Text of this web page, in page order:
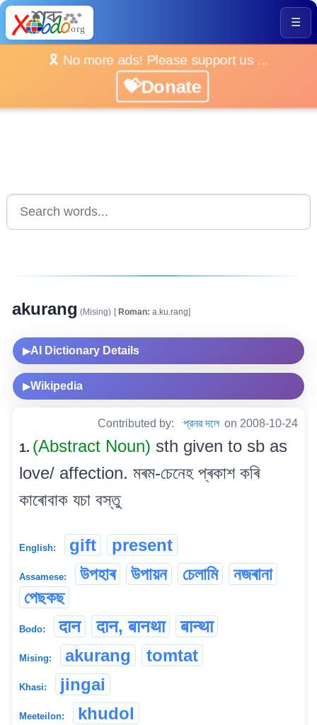
☰
🎗️ No more ads! Please support us ...
💝Donate
akurang (Mising) [Roman: a.ku.rang]
▶AI Dictionary Details
▶Wikipedia
Contributed by: প্রনৱ দলে on 2008-10-24
1. (Abstract Noun) sth given to sb as
love/ affection. মৰম-চেনেহ প্ৰকাশ কৰি
কাৰোবাক যচা বস্তু
English: gift present
Assamese: উপহাৰ উপায়ন চেলামি
নজৰানা
পেছকছ
Bodo: दान दान, बानथा बान्था
Mising: akurang tomtat
Khasi: jingai
Meeteilon: khudol